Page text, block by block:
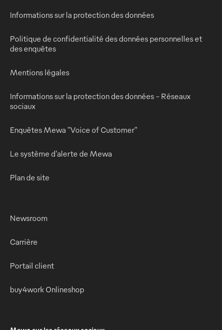
Informations sur la protection des données
Politique de confidentialité des données personnelles et
des enquêtes
Mentions légales
Informations sur la protection des données - Réseaux
sociaux
Enquêtes Mewa "Voice of Customer"
Le système d'alerte de Mewa
Plan de site
Newsroom
Carrière
Portail client
buy4work Onlineshop